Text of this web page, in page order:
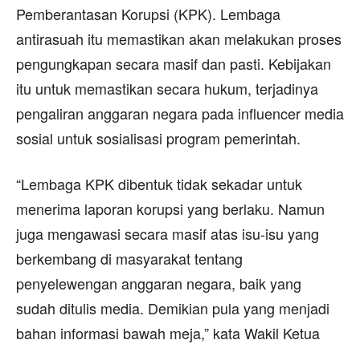
Pemberantasan Korupsi (KPK). Lembaga
antirasuah itu memastikan akan melakukan proses
pengungkapan secara masif dan pasti. Kebijakan
itu untuk memastikan secara hukum, terjadinya
pengaliran anggaran negara pada influencer media
sosial untuk sosialisasi program pemerintah.
“Lembaga KPK dibentuk tidak sekadar untuk
menerima laporan korupsi yang berlaku. Namun
juga mengawasi secara masif atas isu-isu yang
berkembang di masyarakat tentang
penyelewengan anggaran negara, baik yang
sudah ditulis media. Demikian pula yang menjadi
bahan informasi bawah meja,” kata Wakil Ketua